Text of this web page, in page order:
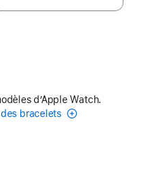
d’Apple Watch.
bracelets